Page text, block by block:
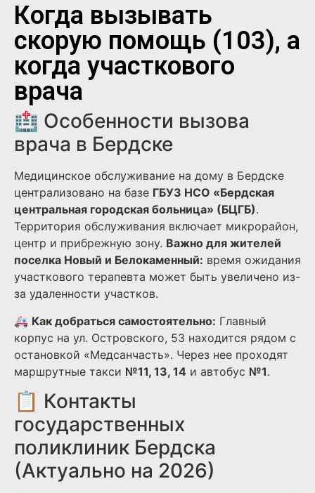
Когда вызывать
скорую помощь (103), а
когда участкового
врача
🏥 Особенности вызова
врача в Бердске
Медицинское обслуживание на дому в Бердске
централизовано на базе ГБУЗ НСО «Бердская
центральная городская больница» (БЦГБ).
Территория обслуживания включает микрорайон,
центр и прибрежную зону. Важно для жителей
поселка Новый и Белокаменный: время ожидания
участкового терапевта может быть увеличено из-
за удаленности участков.
🚑 Как добраться самостоятельно: Главный
корпус на ул. Островского, 53 находится рядом с
остановкой «Медсанчасть». Через нее проходят
маршрутные такси №11, 13, 14 и автобус №1.
📋 Контакты
государственных
поликлиник Бердска
(Актуально на 2026)